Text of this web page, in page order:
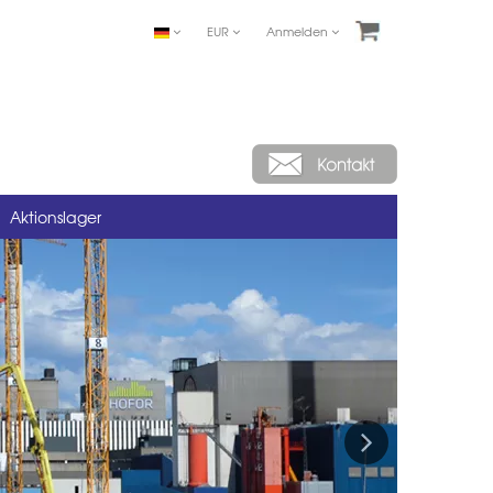
EUR Anmelden
Aktionslager
Next